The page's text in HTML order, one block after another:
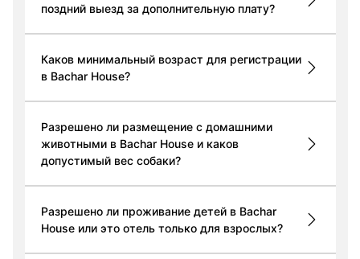
поздний выезд за дополнительную плату?
Каков минимальный возраст для регистрации
в Bachar House?
Разрешено ли размещение с домашними
животными в Bachar House и каков
допустимый вес собаки?
Разрешено ли проживание детей в Bachar
House или это отель только для взрослых?